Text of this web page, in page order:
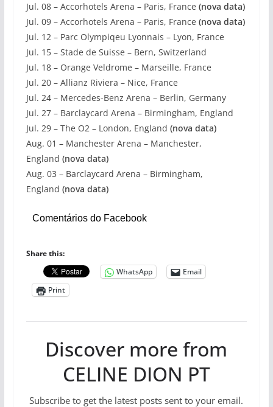
Jul. 08 – Accorhotels Arena – Paris, France (nova data)
Jul. 09 – Accorhotels Arena – Paris, France (nova data)
Jul. 12 – Parc Olympiqeu Lyonnais – Lyon, France
Jul. 15 – Stade de Suisse – Bern, Switzerland
Jul. 18 – Orange Veldrome – Marseille, France
Jul. 20 – Allianz Riviera – Nice, France
Jul. 24 – Mercedes-Benz Arena – Berlin, Germany
Jul. 27 – Barclaycard Arena – Birmingham, England
Jul. 29 – The O2 – London, England (nova data)
Aug. 01 – Manchester Arena – Manchester,
England (nova data)
Aug. 03 – Barclaycard Arena – Birmingham,
England (nova data)
Comentários do Facebook
Share this:
WhatsApp
Email
Print
Discover more from
CELINE DION PT
Subscribe to get the latest posts sent to your email.